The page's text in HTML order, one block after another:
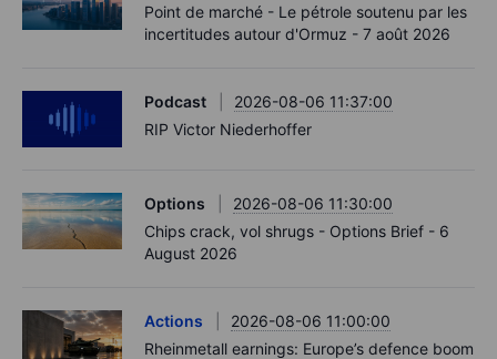
Point de marché - Le pétrole soutenu par les
incertitudes autour d'Ormuz - 7 août 2026
Podcast
2026-08-06 11:37:00
RIP Victor Niederhoffer
Options
2026-08-06 11:30:00
Chips crack, vol shrugs - Options Brief - 6
August 2026
Actions
2026-08-06 11:00:00
Rheinmetall earnings: Europe’s defence boom